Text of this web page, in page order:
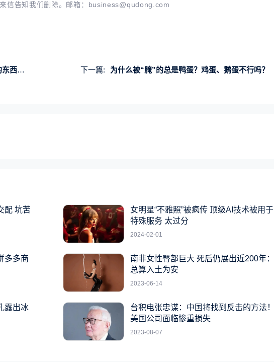
信告知我们删除。邮箱： business@qudong.com
变形 下一篇: 为什么被“腌”的总是鸭蛋？鸡蛋、鹅蛋不行吗？
配 坑苦
女明星“不雅照”被疯传 顶级AI技术被用于
特殊服务 太过分
2024-02-01
多多商
南非女性臀部巨大 死后仍展出近200年：
总算入土为安
2023-06-14
露出冰
台积电张忠谋：中国将找到反击的方法！
美国公司面临惨重损失
2023-08-07